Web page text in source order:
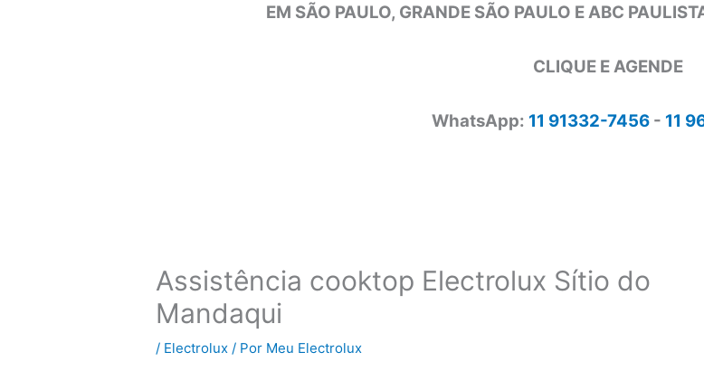
EM SÃO PAULO, GRANDE SÃO PAULO E ABC
CLIQUE E AGENDE
WhatsApp: 11 91332-7456- 11
Assistência cooktop Electrolux Sítio do
Mandaqui
/ Electrolux / Por Meu Electrolux